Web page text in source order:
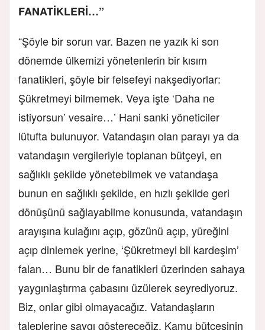
FANATİKLERİ…”
“Şöyle bir sorun var. Bazen ne yazık ki son
dönemde ülkemizi yönetenlerin bir kısım
fanatikleri, şöyle bir felsefeyi nakşediyorlar:
Şükretmeyi bilmemek. Veya işte ‘Daha ne
istiyorsun’ vesaire…’ Hani sanki yöneticiler
lütufta bulunuyor. Vatandaşın olan parayı ya da
vatandaşın vergileriyle toplanan bütçeyi, en
sağlıklı şekilde yönetebilmek ve vatandaşa
bunun en sağlıklı şekilde, en hızlı şekilde geri
dönüşünü sağlayabilme konusunda, vatandaşın
arayışına kulağını açıp, gözünü açıp, yüreğini
açıp dinlemek yerine, ‘Şükretmeyi bil kardeşim’
falan… Bunu bir de fanatikleri üzerinden sahaya
yaygınlaştırma çabasını üzülerek seyrediyoruz.
Biz, onlar gibi olmayacağız. Vatandaşların
taleplerine saygı göstereceğiz. Kamu bütçesinin